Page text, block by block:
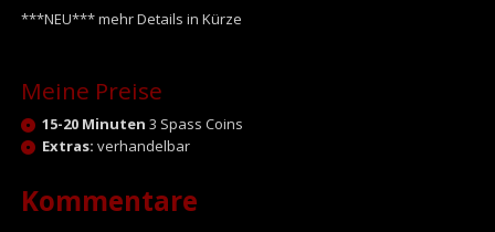
***NEU*** mehr Details in Kürze
Meine Preise
15-20 Minuten 3 Spass Coins
Extras: verhandelbar
Kommentare